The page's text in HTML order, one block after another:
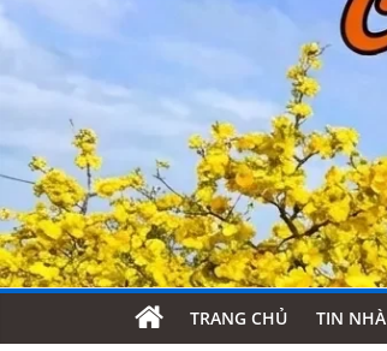
TRANG CHỦ TIN NHÀ